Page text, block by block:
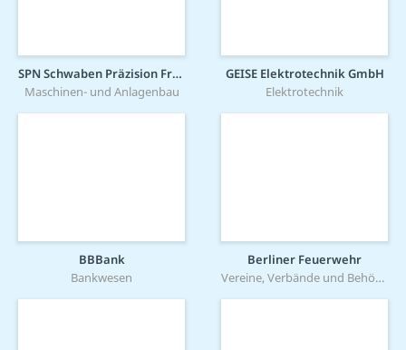
SPN Schwaben Präzision Fritz Hopf GmbH
Maschinen- und Anlagenbau
GEISE Elektrotechnik GmbH
Elektrotechnik
BBBank
Bankwesen
Berliner Feuerwehr
Vereine, Verbände und Behörden